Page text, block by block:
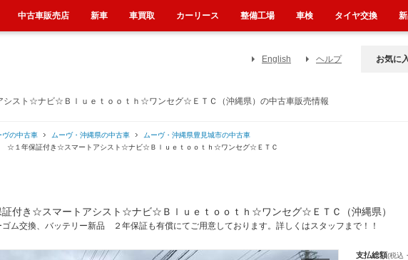
スト☆ナビ☆Ｂｌｕｅｔｏｏｔｈ☆ワンセグ☆ＥＴＣ（沖縄県）の中古車販売情報
English ヘルプ お気に
ヴの中古車 ムーヴ・沖縄県の中古車
ムーヴ・沖縄県豊見城市の中古車
☆１年保証付き☆スマートアシスト☆ナビ☆Ｂｌｕｅｔｏｏｔｈ☆ワンセグ☆ＥＴＣ
き☆スマートアシスト☆ナビ☆Ｂｌｕｅｔｏｏｔｈ☆ワンセグ☆ＥＴＣ（沖縄県）
ゴム交換、バッテリー新品 ２年保証も有償にてご用意しております。詳しくはスタッフまで！！
支払総額(税込
中古車販売店 新車 車買取 カーリース 整備工場 車検 タイヤ交換